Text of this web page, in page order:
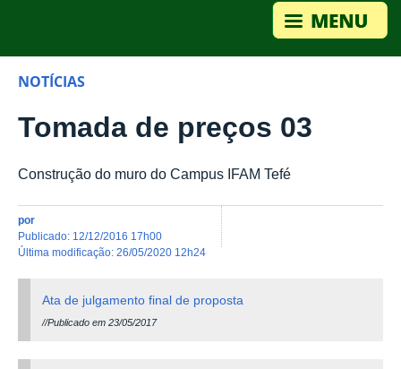
NOTÍCIAS
Tomada de preços 03
Construção do muro do Campus IFAM Tefé
por
publicado: 12/12/2016 17h00
última modificação: 26/05/2020 12h24
Ata de julgamento final de proposta
//Publicado em 23/05/2017